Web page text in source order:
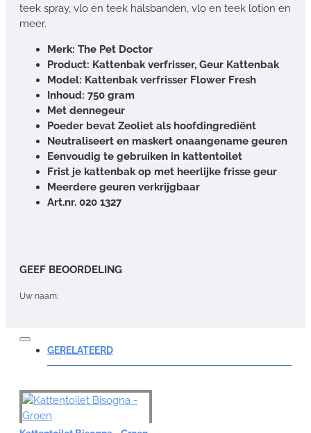
teek spray, vlo en teek halsbanden, vlo en teek lotion en
meer.
Merk: The Pet Doctor
Product: Kattenbak verfrisser, Geur Kattenbak
Model: Kattenbak verfrisser Flower Fresh
Inhoud: 750 gram
Met dennegeur
Poeder bevat Zeoliet als hoofdingrediënt
Neutraliseert en maskert onaangename geuren
Eenvoudig te gebruiken in kattentoilet
Frist je kattenbak op met heerlijke frisse geur
Meerdere geuren verkrijgbaar
Art.nr. 020 1327
GEEF BEOORDELING
Uw naam:
Opmerking:
GERELATEERD